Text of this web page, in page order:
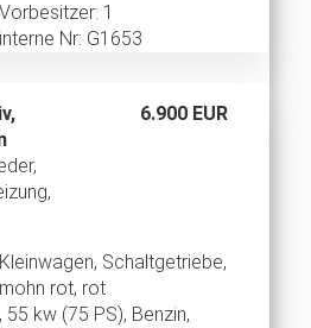
Vorbesitzer: 1
interne Nr: G1653
6.900 EUR
Kleinwagen, Schaltgetriebe,
mohn rot, rot
, 55 kw (75 PS), Benzin,